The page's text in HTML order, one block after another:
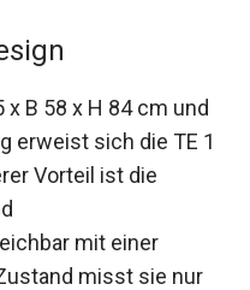
x B 58 x H 84 cm und
erweist sich die TE 1
Vorteil ist die
mit einer
misst sie nur